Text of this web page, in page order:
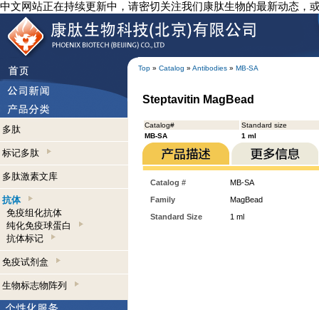
中文网站正在持续更新中，请密切关注我们康肽生物的最新动态，
Top » Catalog » Antibodies » MB-SA
多肽
标记多肽
多肽激素文库
抗体
免疫组化抗体
纯化免疫球蛋白
抗体标记
免疫试剂盒
生物标志物阵列
Steptavitin MagBead
Catalog#
Standard size
MB-SA
1 ml
Catalog #
MB-SA
Family
MagBead
Standard Size
1 ml